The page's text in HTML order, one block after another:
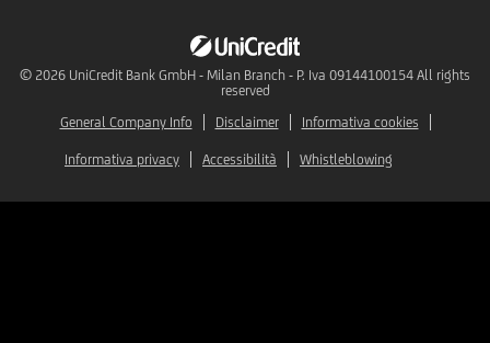
© 2026 UniCredit Bank GmbH - Milan Branch - P. Iva 09144100154 All rights
reserved
General Company Info
Disclaimer Informativa cookies
Informativa privacy Accessibilità Whistleblowing